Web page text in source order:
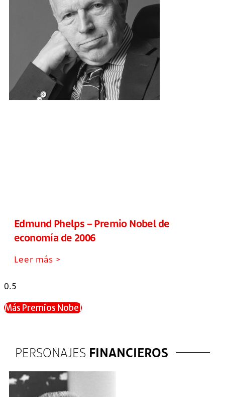
Edmund Phelps – Premio Nobel de
economía de 2006
Leer más >
Más Premios Nobel
PERSONAJES FINANCIEROS